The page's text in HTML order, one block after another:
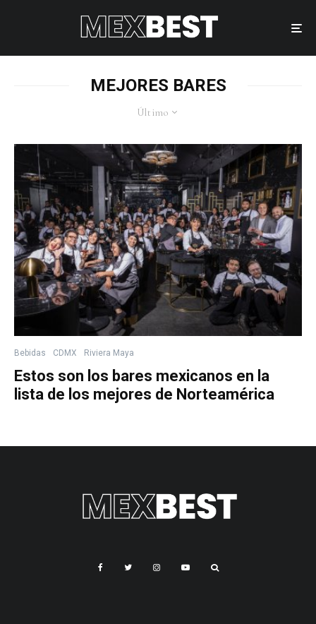
MEJORES BARES
Último
Bebidas CDMX Riviera Maya
Estos son los bares mexicanos en la
lista de los mejores de Norteamérica